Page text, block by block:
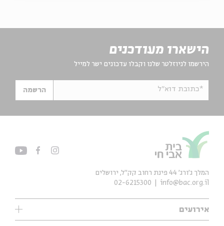
הישארו מעודכנים
הירשמו לניוזלטר שלנו וקבלו עדכונים ישר למייל
*כתובת דוא"ל הרשמה
אירועים
המלך ג'ורג' 44 פינת רחוב קק״ל, ירושלים
info@bac.org.il
02-6215300